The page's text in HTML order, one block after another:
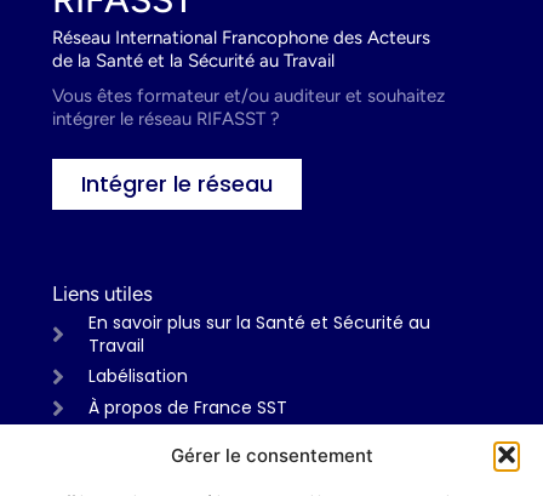
Gérer le consentement
Réseau International Francophone des Acteurs
de la Santé et la Sécurité au Travail
Vous êtes formateur et/ou auditeur et souhaitez
intégrer le réseau RIFASST ?
Intégrer le réseau
Liens utiles
En savoir plus sur la Santé et Sécurité au
Travail
Labélisation
À propos de France SST